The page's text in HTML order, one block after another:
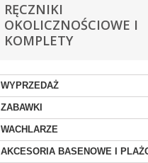
RĘCZNIKI
OKOLICZNOŚCIOWE I
KOMPLETY
WYPRZEDAŻ
ZABAWKI
WACHLARZE
AKCESORIA BASENOWE I